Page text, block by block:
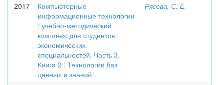
2017
Компьютерные
информационные технологии
: учебно-методический
комплекс для студентов
экономических
специальностей. Часть 3.
Книга 2 : Технологии баз
данных и знаний
Рясова, С. Е.